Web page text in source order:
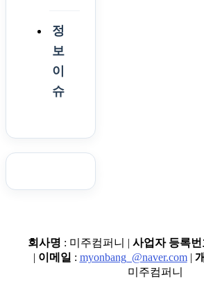
정
보
이
슈
회사명 : 미주컴퍼니 | 사업자 등록번
| 이메일 : myonbang_@naver.com|
미주컴퍼니